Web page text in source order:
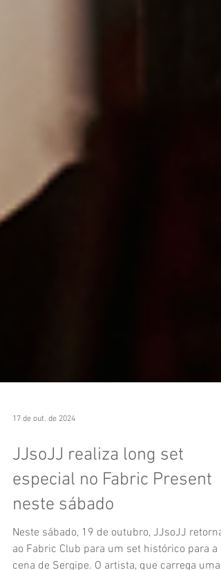
17 de out. de 2024
JJsoJJ realiza long set
neste sábado